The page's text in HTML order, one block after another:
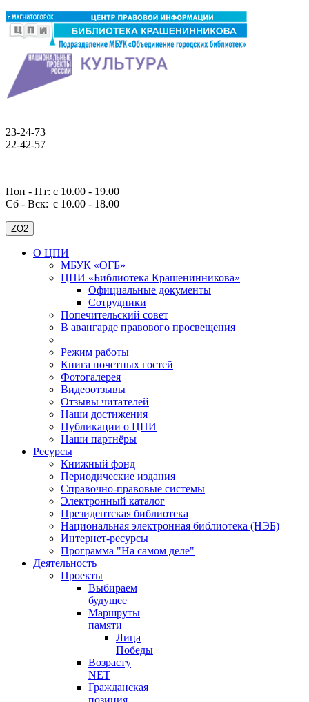
23-24-73
22-42-57
Пон - Пт: с 10.00 - 19.00
Сб - Вск: с 10.00 - 18.00
ZO2
О ЦПИ
МБУК «ОГБ»
ЦПИ «Библиотека Крашенинникова»
Официальные документы
Сотрудники
Попечительский совет
В авангарде правового просвещения
Режим работы
Книга почетных гостей
Фотогалерея
Видеоотзывы
Отзывы читателей
Наши достижения
Публикации о ЦПИ
Наши партнёры
Ресурсы
Книжный фонд
Периодические издания
Справочно-правовые системы
Электронный каталог
Президентская библиотека
Национальная электронная библиотека (НЭБ)
Интернет-ресурсы
Программа "На самом деле"
Деятельность
Проекты
Выбираем
будущее
Маршруты
памяти
Лица
Победы
Возрасту
NET
Гражданская
позиция